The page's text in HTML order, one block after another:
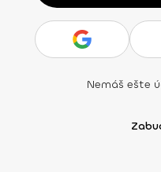
Nemáš ešte